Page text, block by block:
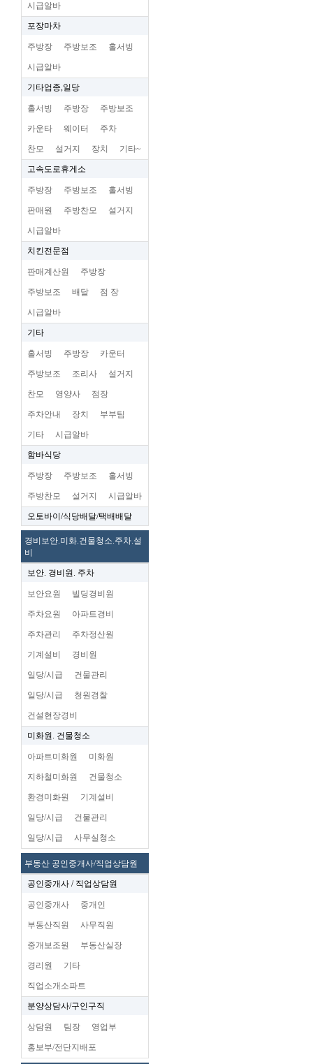
시급알바
포장마차
주방장 주방보조 홀서빙
시급알바
기타업종,일당
홀서빙 주방장 주방보조
카운타 웨이터 주차
찬모 설거지 장치 기타~
고속도로휴게소
주방장 주방보조 홀서빙
판매원 주방찬모 설거지
시급알바
치킨전문점
판매계산원 주방장
주방보조 배달 점 장
시급알바
기타
홀서빙 주방장 카운터
주방보조 조리사 설거지
찬모 영양사 점장
주차안내 장치 부부팀
기타 시급알바
함바식당
주방장 주방보조 홀서빙
주방찬모 설거지 시급알바
오토바이/식당배달/택배배달
경비보안.미화.건물청소.주차.설
비
보안. 경비원. 주차
보안요원 빌딩경비원
주차요원 아파트경비
주차관리 주차정산원
기계설비 경비원
일당/시급 건물관리
일당/시급 청원경찰
건설현장경비
미화원. 건물청소
아파트미화원 미화원
지하철미화원 건물청소
환경미화원 기계설비
일당/시급 건물관리
일당/시급 사무실청소
부동산 공인중개사/직업상담원
공인중개사 / 직업상담원
공인중개사 중개인
부동산직원 사무직원
중개보조원 부동산실장
경리원 기타
직업소개소파트
분양상담사/구인구직
상담원 팀장 영업부
홍보부/전단지배포